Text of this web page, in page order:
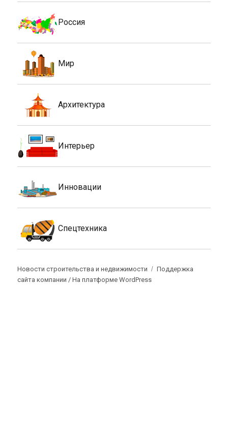
Россия
Мир
Архитектура
Интерьер
Инновации
Спецтехника
Новости строительства и недвижимости
Поддержка
сайта компании /На платформе WordPress